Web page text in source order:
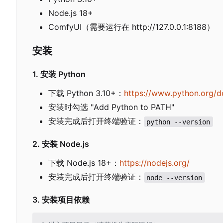
Node.js 18+
ComfyUI （需要运行在 http://127.0.0.1:8188）
安装
1. 安装 Python
下载 Python 3.10+ ： https://www.python.org/
安装时勾选 "Add Python to PATH"
安装完成后打开终端验证：
python --version
2. 安装 Node.js
下载 Node.js 18+ ： https://nodejs.org/
安装完成后打开终端验证：
node --version
3. 安装项目依赖